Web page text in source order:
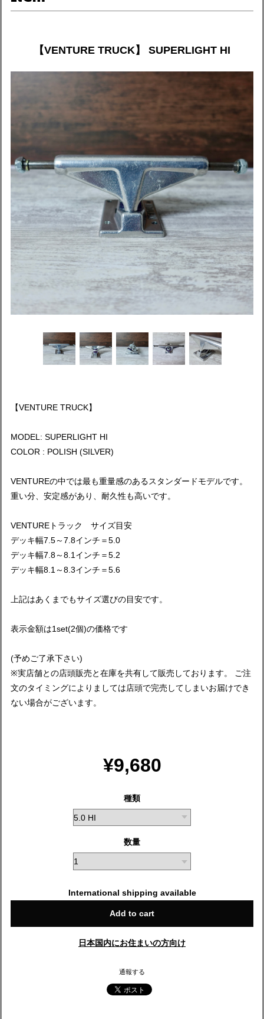
【VENTURE TRUCK】 SUPERLIGHT HI
【VENTURE TRUCK】
MODEL: SUPERLIGHT HI
COLOR : POLISH (SILVER)
VENTUREの中では最も重量感のあるスタンダードモデルです。
重い分、安定感があり、耐久性も高いです。
VENTUREトラック サイズ目安
デッキ幅7.5～7.8インチ＝5.0
デッキ幅7.8～8.1インチ＝5.2
デッキ幅8.1～8.3インチ＝5.6
上記はあくまでもサイズ選びの目安です。
表示金額は1set(2個)の価格です
(予めご了承下さい)
※実店舗との店頭販売と在庫を共有して販売しております。 ご注
文のタイミングによりましては店頭で完売してしまいお届けでき
ない場合がございます。
¥9,680
種類
数量
International shipping available
Add to cart
日本国内にお住まいの方向け
通報する